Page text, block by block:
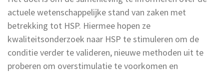
actuele wetenschappelijke stand van zaken met
betrekking tot HSP. Hiermee hopen ze
kwaliteitsonderzoek naar HSP te stimuleren om de
conditie verder te valideren, nieuwe methoden uit te
proberen om overstimulatie te voorkomen en